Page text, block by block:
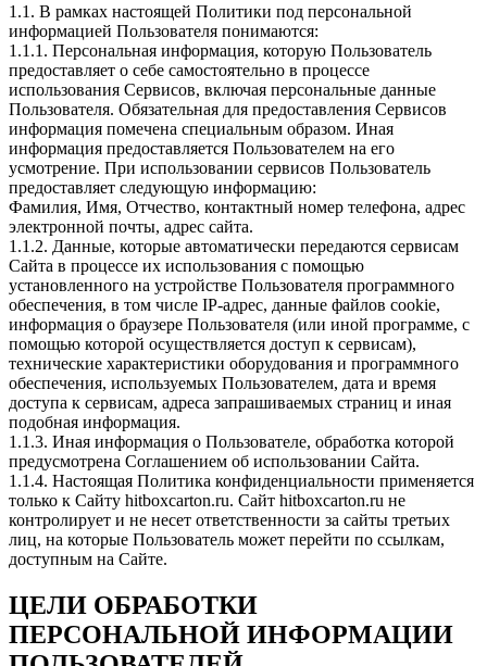
1.1. В рамках настоящей Политики под персональной
информацией Пользователя понимаются:
1.1.1. Персональная информация, которую Пользователь
предоставляет о себе самостоятельно в процессе
использования Сервисов, включая персональные данные
Пользователя. Обязательная для предоставления Сервисов
информация помечена специальным образом. Иная
информация предоставляется Пользователем на его
усмотрение. При использовании сервисов Пользователь
предоставляет следующую информацию:
Фамилия, Имя, Отчество, контактный номер телефона, адрес
электронной почты, адрес сайта.
1.1.2. Данные, которые автоматически передаются сервисам
Сайта в процессе их использования с помощью
установленного на устройстве Пользователя программного
обеспечения, в том числе IP-адрес, данные файлов cookie,
информация о браузере Пользователя (или иной программе, с
помощью которой осуществляется доступ к сервисам),
технические характеристики оборудования и программного
обеспечения, используемых Пользователем, дата и время
доступа к сервисам, адреса запрашиваемых страниц и иная
подобная информация.
1.1.3. Иная информация о Пользователе, обработка которой
предусмотрена Соглашением об использовании Сайта.
1.1.4. Настоящая Политика конфиденциальности применяется
только к Сайту hitboxcarton.ru. Сайт hitboxcarton.ru не
контролирует и не несет ответственности за сайты третьих
лиц, на которые Пользователь может перейти по ссылкам,
доступным на Сайте.
ЦЕЛИ ОБРАБОТКИ
ПЕРСОНАЛЬНОЙ ИНФОРМАЦИИ